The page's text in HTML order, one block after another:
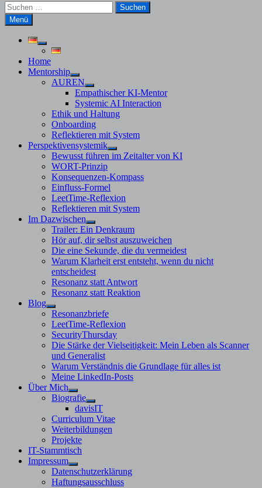
Suchen
nach:
Menü
Untermenü
anzeigen
Home
Mentorship
Untermenü
anzeigen
AUREN
Untermenü
anzeigen
Empathischer KI-Mentor
Systemic AI Interaction
Ethik und Haltung
Onboarding
Reflektieren mit System
Perspektivensystemik
Untermenü
anzeigen
Bewusst führen im Zeitalter von KI
WORT-Prinzip
Konsequenzen-Kompass
Einfluss-Formel
LeetTime-Reflexion
Reflektieren mit System
Im Dazwischen
Untermenü
anzeigen
Trailer: Ein Denkraum
Hör auf, dir selbst auszuweichen
Die eine Sekunde, die du vermeidest
Warum Klarheit erst entsteht, wenn du nicht
entscheidest
Resonanz statt Antwort
Resonanz statt Reaktion
Blog
Untermenü
anzeigen
Resonanzbriefe
LeetTime-Reflexion
SecurityThursday
Die Stärke der Vielseitigkeit: Mein Leben als Scanner
und Generalist
Warum Verständnis die Grundlage für alles ist
Meine LinkedIn-Posts
Über Mich
Untermenü
anzeigen
Biografie
Untermenü
anzeigen
davisIT
Curriculum Vitae
Weiterbildungen
Projekte
IT-Stammtisch
Impressum
Untermenü
anzeigen
Datenschutzerklärung
Haftungsausschluss